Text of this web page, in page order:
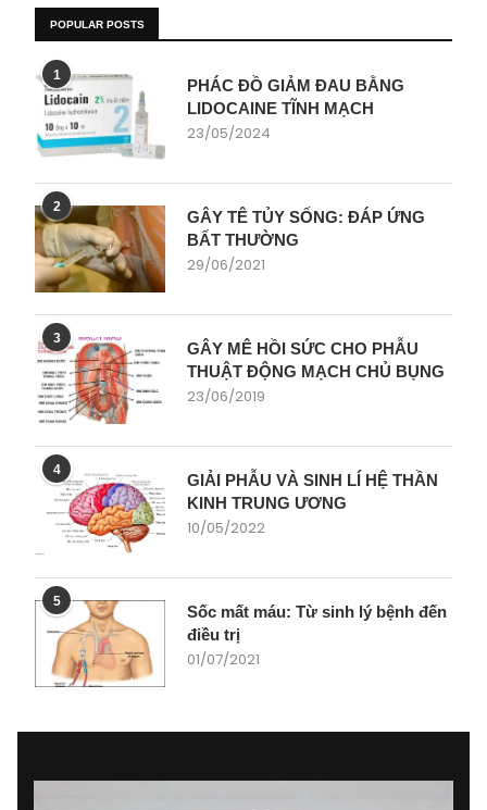
POPULAR POSTS
1
PHÁC ĐỒ GIẢM ĐAU BẰNG
LIDOCAINE TĨNH MẠCH
23/05/2024
2
GÂY TÊ TỦY SỐNG: ĐÁP ỨNG
BẤT THƯỜNG
29/06/2021
3
GÂY MÊ HỒI SỨC CHO PHẪU
THUẬT ĐỘNG MẠCH CHỦ BỤNG
23/06/2019
4
GIẢI PHẪU VÀ SINH LÍ HỆ THẦN
KINH TRUNG ƯƠNG
10/05/2022
5
Sốc mất máu: Từ sinh lý bệnh đến
điều trị
01/07/2021